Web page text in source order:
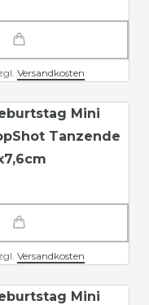
Versandkosten
Mini
Tanzende
Versandkosten
Mini